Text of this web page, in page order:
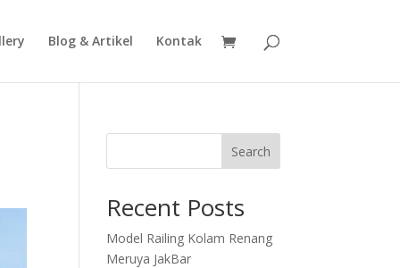
Blog & Artikel Kontak
Search
Recent Posts
Model Railing Kolam Renang
Meruya JakBar